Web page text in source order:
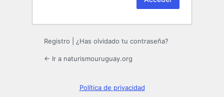
Registro ¿Has olvidado tu contraseña?
← Ir a naturismouruguay.org
Política de privacidad